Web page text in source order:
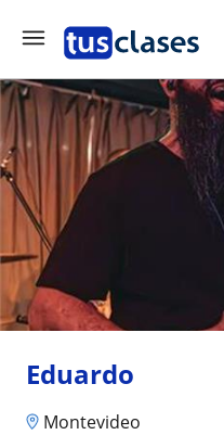
Eduardo
Montevideo